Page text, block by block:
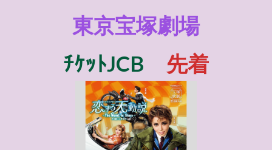
東京宝塚劇場
ﾁｹｯﾄJCB
先着